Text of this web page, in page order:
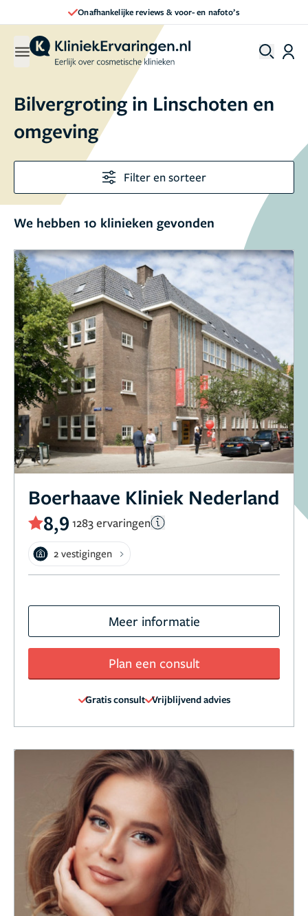
Direct een afspraak maken
Bilvergroting in Linschoten en
omgeving
Filter en sorteer
We hebben 10 klinieken gevonden
Boerhaave Kliniek Nederland
8,9 1283 ervaringen
2 vestigingen
Meer informatie
Plan een consult
Gratis consult Vrijblijvend advies